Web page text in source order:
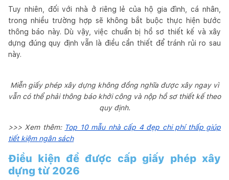
Tuy nhiên, đối với nhà ở riêng lẻ của hộ gia đình, cá nhân,
trong nhiều trường hợp sẽ không bắt buộc thực hiện bước
thông báo này. Dù vậy, việc chuẩn bị hồ sơ thiết kế và xây
dựng đúng quy định vẫn là điều cần thiết để tránh rủi ro sau
này.
Miễn giấy phép xây dựng không đồng nghĩa được xây ngay vì
vẫn có thể phải thông báo khởi công và nộp hồ sơ thiết kế theo
quy định.
>>> Xem thêm: Top 10 mẫu nhà cấp 4 đẹp chi phí thấp giúp
tiết kiệm ngân sách
Điều kiện để được cấp giấy phép xây
dựng từ 2026